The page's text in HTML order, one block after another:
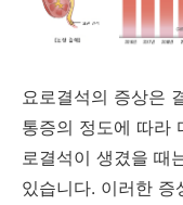
요로결석의 증상은
통증의 정도에 따라
로결석이 생겼을 때
있습니다. 이러한 증